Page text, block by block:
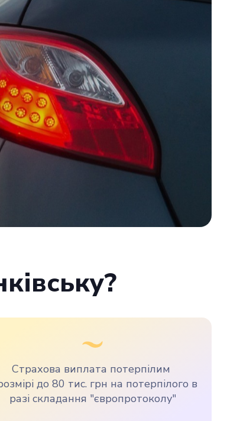
Страхова виплата потерпілим
до 80 тис. грн на потерпілого в
разі складання "європротоколу"